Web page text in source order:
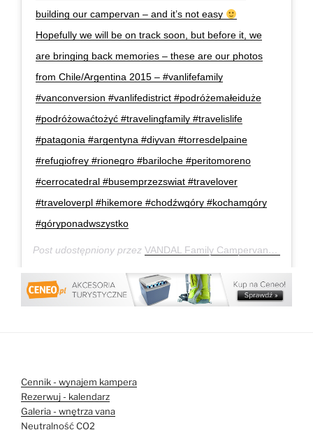
building our campervan – and it’s not easy
Hopefully we will be on track soon, but before it, we
are bringing back memories – these are our photos
from Chile/Argentina 2015 – #vanlifefamily
#vanconversion #vanlifedistrict #podróżemałeiduże
#podróżowaćtożyć #travelingfamily #travelislife
#patagonia #argentyna #diyvan #torresdelpaine
#refugiofrey #rionegro #bariloche #peritomoreno
#cerrocatedral #busemprzezswiat #travelover
#traveloverpl #hikemore #chodźwgóry #kochamgóry
#góryponadwszystko
Post udostępniony przez VANDAL Family Campervan
Cennik - wynajem kampera
Rezerwuj - kalendarz
Galeria - wnętrza vana
Neutralność CO2